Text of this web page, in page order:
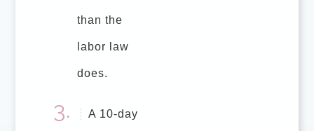
than the
labor law
does.
A 10-day